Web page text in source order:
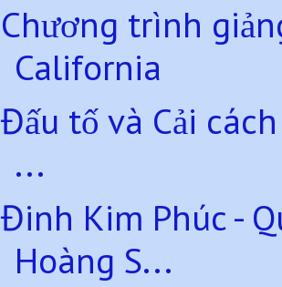
Chương trình
California
Đấu tố và Cải
...
Đinh Kim Phúc -
Hoàng S...